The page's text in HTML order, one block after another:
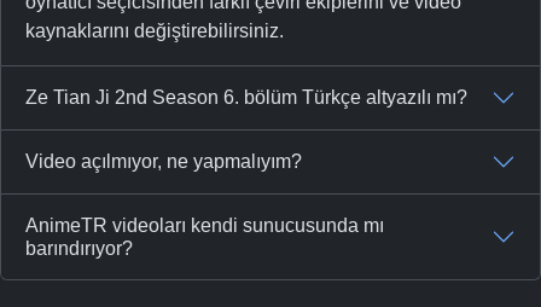
kaynaklarını değiştirebilirsiniz.
Ze Tian Ji 2nd Season 6. bölüm Türkçe altyazılı mı?
Video açılmıyor, ne yapmalıyım?
AnimeTR videoları kendi sunucusunda mı
barındırıyor?